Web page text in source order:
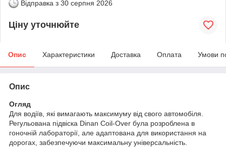
Відправка з 30 серпня 2026
Ціну уточнюйте
Опис Характеристики Доставка Оплата Умови
Опис
Огляд
Для водіїв, які вимагають максимуму від свого автомобіля.
Регульована підвіска Dinan Coil-Over була розроблена в
гоночній лабораторії, але адаптована для використання на
дорогах, забезпечуючи максимальну універсальність.